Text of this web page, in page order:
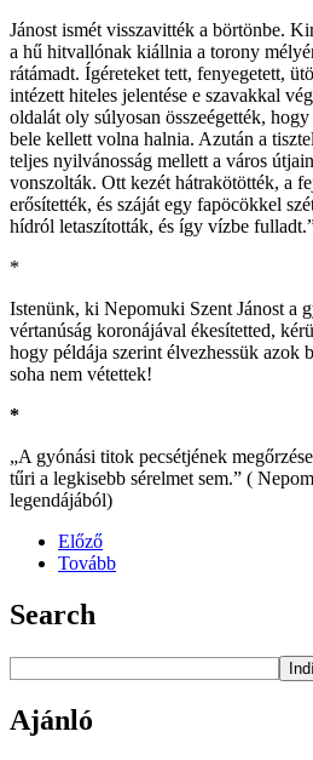
Jánost ismét visszavitték a börtönbe.
a hű hitvallónak kiállnia a torony
rátámadt. Ígéreteket tett, fenyegetett,
intézett hiteles jelentése e szavakkal
oldalát oly súlyosan összeégették,
bele kellett volna halnia. Azután a
teljes nyilvánosság mellett a város
vonszolták. Ott kezét hátrakötötték, a
erősítették, és száját egy fapöcökkel
hídról letaszították, és így vízbe
*
Istenünk, ki Nepomuki Szent Jánost a
vértanúság koronájával ékesítetted,
hogy példája szerint élvezhessük azok
soha nem vétettek!
*
„A gyónási titok pecsétjének
tűri a legkisebb sérelmet sem.” (
legendájából)
Előző
Tovább
Search
Ajánló